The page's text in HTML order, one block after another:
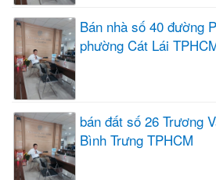
Bán nhà số 40 đường
phường Cát Lái
bán đất số 26 Trương
Bình Trưng TPHCM